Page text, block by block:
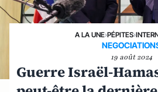
A LA UNE›PÉPITES›
19 août 2024
Guerre Israël-